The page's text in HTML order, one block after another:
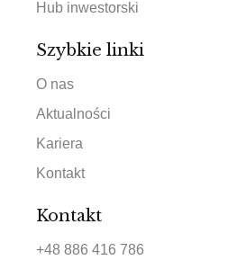
Hub inwestorski
Szybkie linki
O nas
Aktualności
Kariera
Kontakt
Kontakt
+48 886 416 786